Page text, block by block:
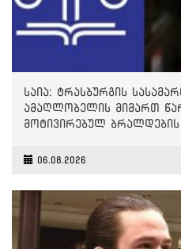
საია: ტრასბურგის
ამაღლობელის მიმართ
მოტივირებულ ბრალდების
06.08.2026